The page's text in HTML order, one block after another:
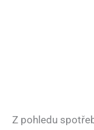
Z pohledu